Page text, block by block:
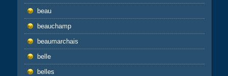
beau
beauchamp
beaumarchais
belle
belles